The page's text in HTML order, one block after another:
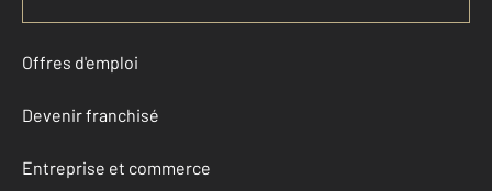
Offres d'emploi
Devenir franchisé
Entreprise et commerce